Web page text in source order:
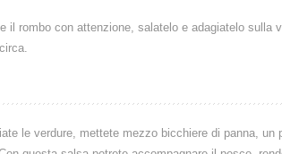
il rombo con attenzione, salatelo e adagiatelo sulla
le verdure, mettete mezzo bicchiere di panna,